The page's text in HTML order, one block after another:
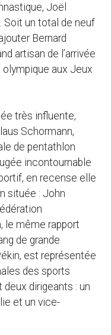
Joël
Soit un total de neuf
Bernard
artisan de l’arrivée
olympique aux Jeux
très influente,
Schormann,
de pentathlon
incontournable
en recense elle
située : John
le même rapport
de grande
est représentée
des sports
deux dirigeants : un
et un vice-